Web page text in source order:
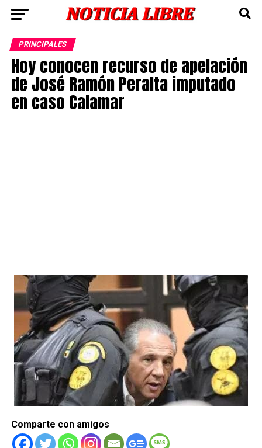
PRINCIPALES
Hoy conocen recurso de apelación
de José Ramón Peralta imputado
en caso Calamar
Comparte con amigos